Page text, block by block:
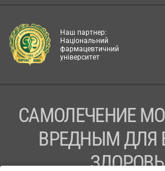
Наш партнер:
Національний
фармацевтичний
університет
САМОЛЕЧЕНИЕ
ВРЕДНЫМ ДЛЯ